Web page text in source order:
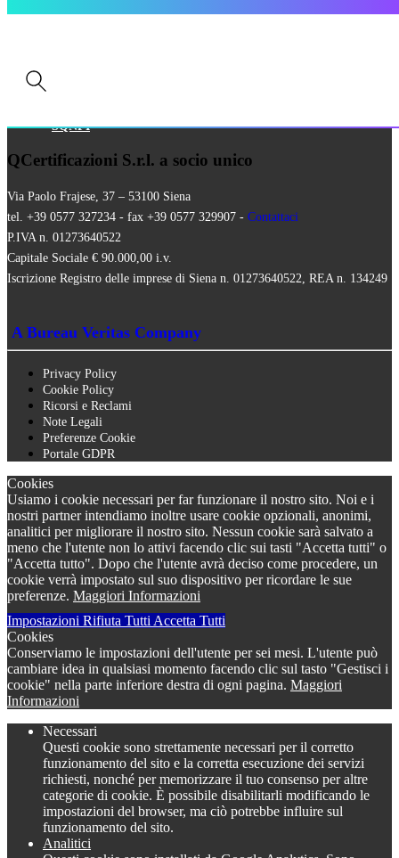
AIAB
SQNPI
QCertificazioni S.r.l. a socio unico
Via Paolo Frajese, 37 – 53100 Siena
tel. +39 0577 327234 - fax +39 0577 329907 - Contattaci
P.IVA n. 01273640522
Capitale Sociale € 90.000,00 i.v.
Iscrizione Registro delle imprese di Siena n. 01273640522, REA n. 134249
A Bureau Veritas Company
Privacy Policy
Cookie Policy
Ricorsi e Reclami
Note Legali
Preferenze Cookie
Portale GDPR
Cookies
Usiamo i cookie necessari per far funzionare il nostro sito. Noi e i
nostri partner intendiamo inoltre usare cookie opzionali, anonimi,
analitici per migliorare il nostro sito. Nessun cookie sarà salvato a
meno che l'utente non lo attivi facendo clic sui tasti "Accetta tutti" o
"Accetta tutto". Dopo che l'utente avrà deciso come procedere, un
cookie verrà impostato sul suo dispositivo per ricordare le sue
preferenze. Maggiori Informazioni
Impostazioni Rifiuta TuttiAccetta Tutti
Cookies
Conserviamo le impostazioni dell'utente per sei mesi. L'utente può
cambiare idea in qualsiasi momento facendo clic sul tasto "Gestisci i
cookie" nella parte inferiore destra di ogni pagina. Maggiori
Informazioni
Necessari
Questi cookie sono strettamente necessari per il corretto
funzionamento del sito e la corretta esecuzione dei servizi
richiesti, nonché per memorizzare il tuo consenso per altre
categorie di cookie. È possibile disabilitarli modificando le
impostazioni del browser, ma ciò potrebbe influire sul
funzionamento del sito.
Analitici